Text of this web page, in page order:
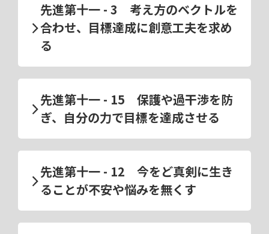
先進第十一 - 3 考え方のベクトルを
合わせ、目標達成に創意工夫を求め
る
先進第十一 - 15 保護や過干渉を防
ぎ、自分の力で目標を達成させる
先進第十一 - 12 今をど真剣に生き
ることが不安や悩みを無くす